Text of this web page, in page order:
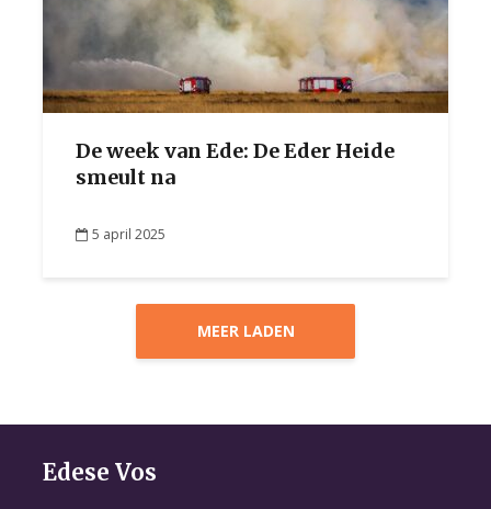
De week van Ede: De Eder Heide
smeult na
5 april 2025
MEER LADEN
Edese Vos